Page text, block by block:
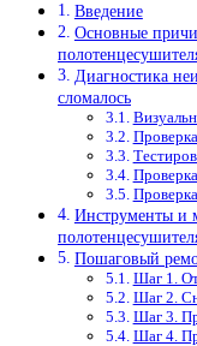
Введение
Основные
Диагностика
сломалось
Инструменты и
Пошаговый
Шаг 1.
Шаг 2.
Шаг 3.
Шаг 4.